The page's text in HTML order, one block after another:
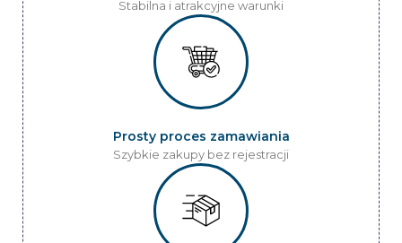
Stabilna i atrakcyjne warunki
Prosty proces zamawiania
Szybkie zakupy bez rejestracji